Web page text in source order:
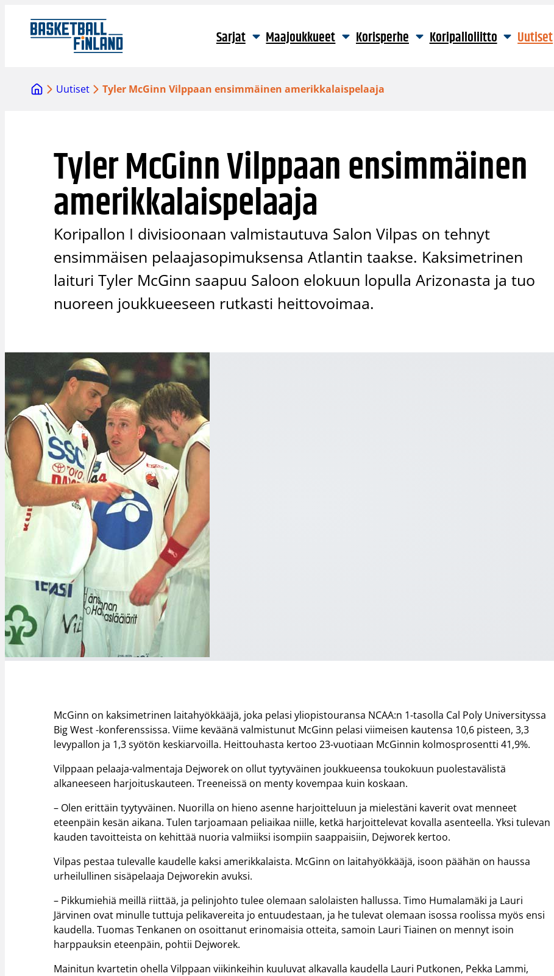
sisältöön
Sarjat Maajoukkueet Korisperhe Koripalloliitto Uutiset
Uutiset Tyler McGinn Vilppaan ensimmäinen amerikkalaispelaaja
Tyler McGinn Vilppaan ensimmäinen
amerikkalaispelaaja
Koripallon I divisioonaan valmistautuva Salon Vilpas on tehnyt
ensimmäisen pelaajasopimuksensa Atlantin taakse. Kaksimetrinen
laituri Tyler McGinn saapuu Saloon elokuun lopulla Arizonasta ja tuo
nuoreen joukkueeseen rutkasti heittovoimaa.
McGinn on kaksimetrinen laitahyökkääjä, joka pelasi yliopistouransa NCAA:n 1-tasolla Cal Poly Universityssa
Big West -konferenssissa. Viime keväänä valmistunut McGinn pelasi viimeisen kautensa 10,6 pisteen, 3,3
levypallon ja 1,3 syötön keskiarvoilla. Heittouhasta kertoo 23-vuotiaan McGinnin kolmosprosentti 41,9%.
Vilppaan pelaaja-valmentaja Dejworek on ollut tyytyväinen joukkueensa toukokuun puolestavälistä
alkaneeseen harjoituskauteen. Treeneissä on menty kovempaa kuin koskaan.
– Olen erittäin tyytyväinen. Nuorilla on hieno asenne harjoitteluun ja mielestäni kaverit ovat menneet
eteenpäin kesän aikana. Tulen tarjoamaan peliaikaa niille, ketkä harjoittelevat kovalla asenteella. Yksi tulevan
kauden tavoitteista on kehittää nuoria valmiiksi isompiin saappaisiin, Dejworek kertoo.
Vilpas pestaa tulevalle kaudelle kaksi amerikkalaista. McGinn on laitahyökkääjä, isoon päähän on haussa
urheilullinen sisäpelaaja Dejworekin avuksi.
– Pikkumiehiä meillä riittää, ja pelinjohto tulee olemaan salolaisten hallussa. Timo Humalamäki ja Lauri
Järvinen ovat minulle tuttuja pelikavereita jo entuudestaan, ja he tulevat olemaan isossa roolissa myös ensi
kaudella. Tuomas Tenkanen on osoittanut erinomaisia otteita, samoin Lauri Tiainen on mennyt isoin
harppauksin eteenpäin, pohtii Dejworek.
Mainitun kvartetin ohella Vilppaan viikinkeihin kuuluvat alkavalla kaudella Lauri Putkonen, Pekka Lammi,